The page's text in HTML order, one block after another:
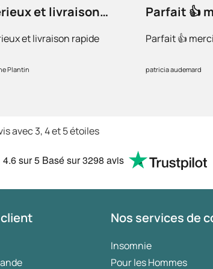
et livraison
et livraison rapide
Plantin
Parfait 👍
Parfait 👍 merci
patricia audemard
avec 3, 4 et 5 étoiles
4.6sur 5 Basé sur3298 avis
Nos services de
Insomnie
Pour les Hommes